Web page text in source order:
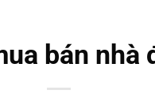
bán nhà